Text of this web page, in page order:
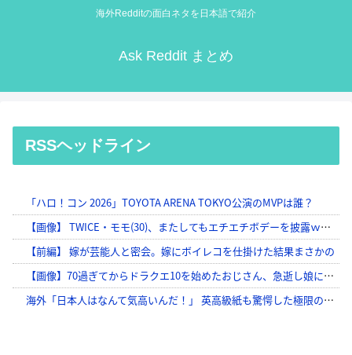
海外Redditの面白ネタを日本語で紹介
Ask Reddit まとめ
RSSヘッドライン